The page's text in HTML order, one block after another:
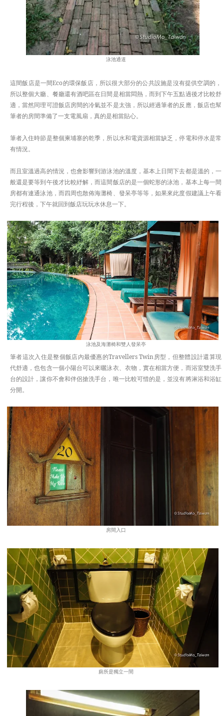
泳池通道
這間飯店是一間Eco的環保飯店，所以很大部分的公共設施是沒有提供空調的，
所以整個大廳、餐廳還有酒吧區在日間是相當悶熱，而到下午五點過後才比較舒
適，當然同理可證飯店房間的冷氣並不是太強，所以經過筆者的反應，飯店也幫
筆者的房間準備了一支電風扇，真的是相當貼心。
筆者入住時節是整個柬埔寨的乾季，所以水和電資源相當缺乏，停電和停水是常
有情況。
而且室溫過高的情況，也會影響到游泳池的溫度，基本上日間下去都是溫的，一
般還是要等到午後才比較紓解，而這間飯店的是一個蛇形的泳池，基本上每一間
房都有連通泳池，而四周也散佈海灘椅、發呆亭等等，如果來此度假建議上午看
完行程後，下午就回到飯店玩玩水休息一下。
泳池及海灘椅和雙人發呆亭
筆者這次入住是整個飯店內最優惠的Travellers Twin房型，但整體設計還算現
代舒適，也包含一個小陽台可以來曬泳衣、衣物，實在相當方便，而浴室雙洗手
台的設計，讓你不會和伴侶搶洗手台，唯一比較可惜的是，並沒有將淋浴和浴缸
分開。
房間入口
廁所是獨立一間